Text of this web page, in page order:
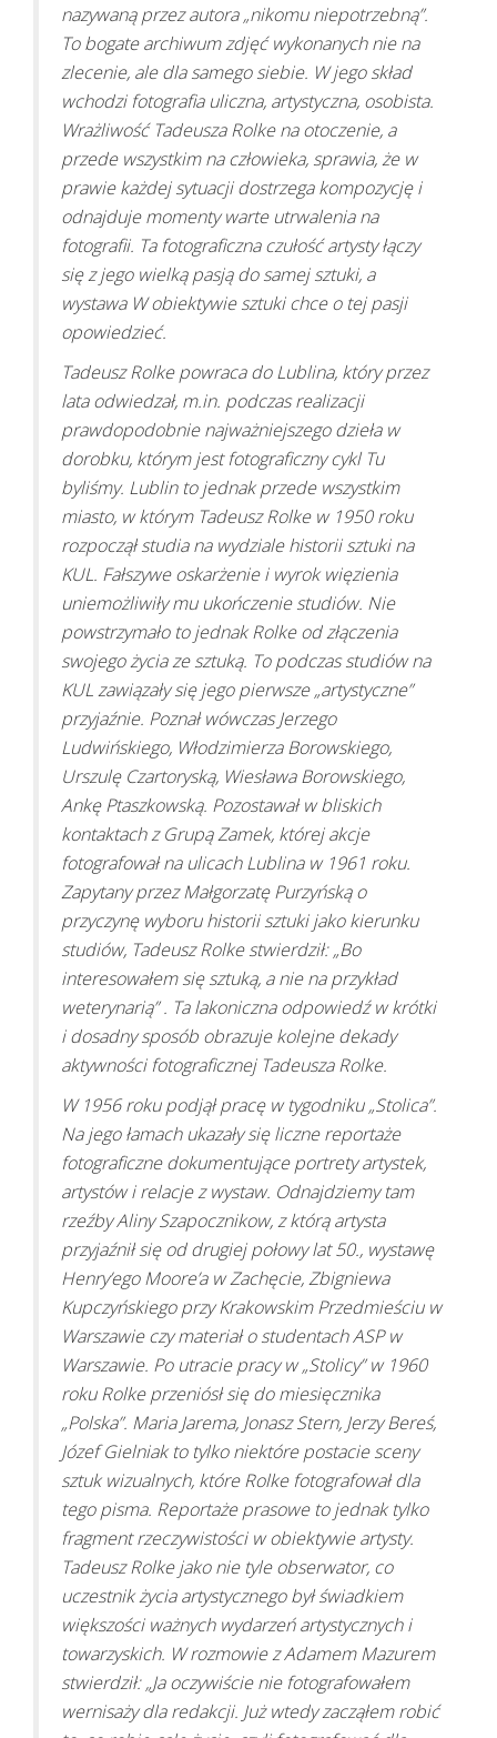
nazywaną przez autora „nikomu niepotrzebną”.
To bogate archiwum zdjęć wykonanych nie na
zlecenie, ale dla samego siebie. W jego skład
wchodzi fotografia uliczna, artystyczna, osobista.
Wrażliwość Tadeusza Rolke na otoczenie, a
przede wszystkim na człowieka, sprawia, że w
prawie każdej sytuacji dostrzega kompozycję i
odnajduje momenty warte utrwalenia na
fotografii. Ta fotograficzna czułość artysty łączy
się z jego wielką pasją do samej sztuki, a
wystawa W obiektywie sztuki chce o tej pasji
opowiedzieć.
Tadeusz Rolke powraca do Lublina, który przez
lata odwiedzał, m.in. podczas realizacji
prawdopodobnie najważniejszego dzieła w
dorobku, którym jest fotograficzny cykl Tu
byliśmy. Lublin to jednak przede wszystkim
miasto, w którym Tadeusz Rolke w 1950 roku
rozpoczął studia na wydziale historii sztuki na
KUL. Fałszywe oskarżenie i wyrok więzienia
uniemożliwiły mu ukończenie studiów. Nie
powstrzymało to jednak Rolke od złączenia
swojego życia ze sztuką. To podczas studiów na
KUL zawiązały się jego pierwsze „artystyczne”
przyjaźnie. Poznał wówczas Jerzego
Ludwińskiego, Włodzimierza Borowskiego,
Urszulę Czartoryską, Wiesława Borowskiego,
Ankę Ptaszkowską. Pozostawał w bliskich
kontaktach z Grupą Zamek, której akcje
fotografował na ulicach Lublina w 1961 roku.
Zapytany przez Małgorzatę Purzyńską o
przyczynę wyboru historii sztuki jako kierunku
studiów, Tadeusz Rolke stwierdził: „Bo
interesowałem się sztuką, a nie na przykład
weterynarią” . Ta lakoniczna odpowiedź w krótki
i dosadny sposób obrazuje kolejne dekady
aktywności fotograficznej Tadeusza Rolke.
W 1956 roku podjął pracę w tygodniku „Stolica”.
Na jego łamach ukazały się liczne reportaże
fotograficzne dokumentujące portrety artystek,
artystów i relacje z wystaw. Odnajdziemy tam
rzeźby Aliny Szapocznikow, z którą artysta
przyjaźnił się od drugiej połowy lat 50., wystawę
Henry’ego Moore’a w Zachęcie, Zbigniewa
Kupczyńskiego przy Krakowskim Przedmieściu w
Warszawie czy materiał o studentach ASP w
Warszawie. Po utracie pracy w „Stolicy” w 1960
roku Rolke przeniósł się do miesięcznika
„Polska”. Maria Jarema, Jonasz Stern, Jerzy Bereś,
Józef Gielniak to tylko niektóre postacie sceny
sztuk wizualnych, które Rolke fotografował dla
tego pisma. Reportaże prasowe to jednak tylko
fragment rzeczywistości w obiektywie artysty.
Tadeusz Rolke jako nie tyle obserwator, co
uczestnik życia artystycznego był świadkiem
większości ważnych wydarzeń artystycznych i
towarzyskich. W rozmowie z Adamem Mazurem
stwierdził: „Ja oczywiście nie fotografowałem
wernisaży dla redakcji. Już wtedy zacząłem robić